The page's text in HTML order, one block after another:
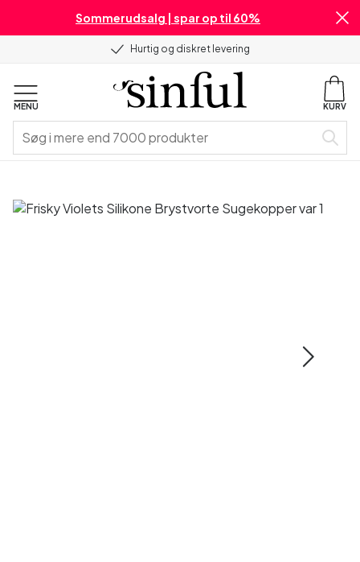
Sommerudsalg | spar op til 60%
Hurtig og diskret levering
MENU KURV